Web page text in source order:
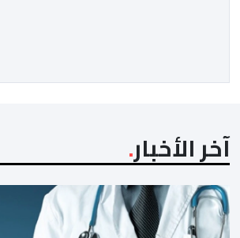
المسؤول الوحيد المباشر والمنتخب من قِبل 211 اتحادا […]
آخر الأخبار